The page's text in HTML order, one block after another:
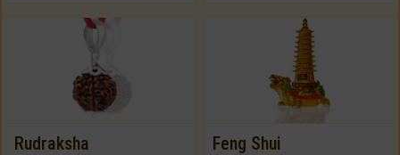
Rudraksha Feng Shui